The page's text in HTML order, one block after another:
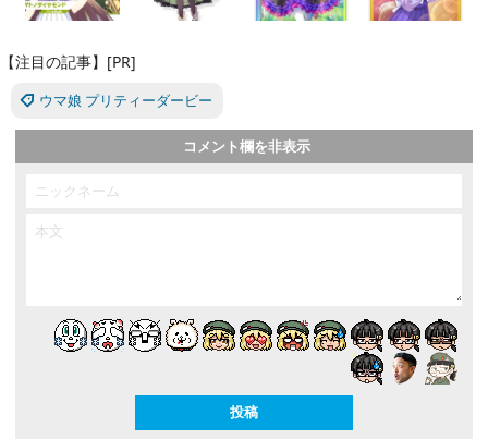
【注目の記事】[PR]
ウマ娘 プリティーダービー
コメント欄を非表示